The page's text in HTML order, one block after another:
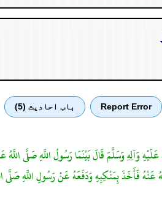
Report Error باب احادیث (5)
وَسَلَّمَ قَالَ بَيْنَمَا رَسُولُ اللَّهِ صَلَّى اللَّهُ
فَأَخَذَ بِمَنْكِبِهِ وَدَفَعَهُ عَنْ رَسُولِ اللَّهِ صَلَّى